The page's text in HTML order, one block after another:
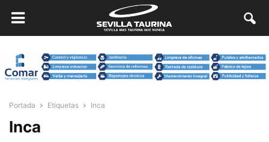
Portada Etiquetas Inca
Inca